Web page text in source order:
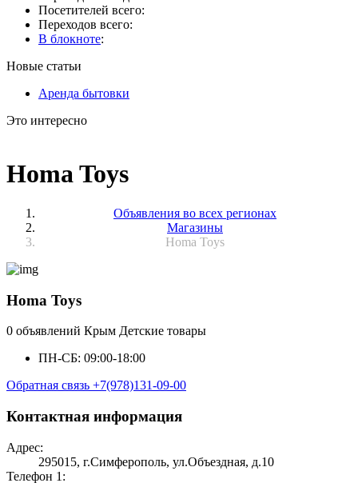
Посетителей всего:
Переходов всего:
В блокноте:
Новые статьи
Аренда бытовки
Это интересно
Homa Toys
Объявления во всех регионах
Магазины
Homa Toys
Homa Toys
0 объявлений Крым Детские товары
ПН-СБ: 09:00-18:00
Обратная связь +7(978)131-09-00
Контактная информация
Адрес:
295015, г.Симферополь, ул.Объездная, д.10
Телефон 1: